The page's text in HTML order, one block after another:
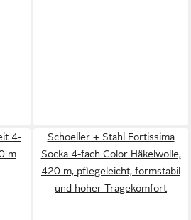
4-
m
Schoeller + Stahl Fortissima
Socka 4-fach Color Häkelwolle,
420 m, pflegeleicht, formstabil
und hoher Tragekomfort